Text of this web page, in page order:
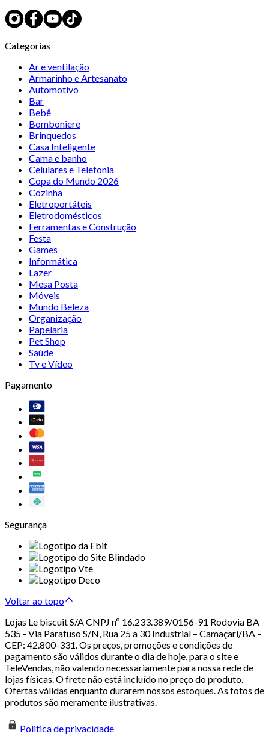
Categorias
Ar e ventilação
Armarinho e Artesanato
Automotivo
Bar
Bebê
Bomboniere
Brinquedos
Casa Inteligente
Cama e banho
Celulares e Telefonia
Copa do Mundo 2026
Cozinha
Eletroportáteis
Eletrodomésticos
Ferramentas e Construção
Festa
Games
Informática
Lazer
Mesa Posta
Móveis
Mundo Beleza
Organização
Papelaria
Pet Shop
Saúde
Tv e Vídeo
Pagamento
Segurança
Voltar ao topo
Lojas Le biscuit S/A CNPJ nº 16.233.389/0156-91 Rodovia BA
535 - Via Parafuso S/N, Rua 25 a 30 Industrial – Camaçari/BA –
CEP: 42.800-331. Os preços, promoções e condições de
pagamento são válidos durante o dia de hoje, para o site e
TeleVendas, não valendo necessariamente para nossa rede de
lojas físicas. O frete não está incluído no preço do produto.
Ofertas válidas enquanto durarem nossos estoques. As fotos de
produtos são meramente ilustrativas.
Politica de privacidade